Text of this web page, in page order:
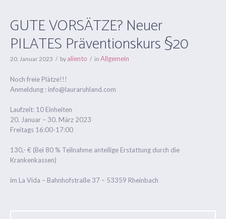
GUTE VORSÄTZE? Neuer
PILATES Präventionskurs §20
20. Januar 2023 by aliento in Allgemein
Noch freie Plätze!!!
Anmeldung : info@lauraruhland.com
Laufzeit: 10 Einheiten
20. Januar – 30. März 2023
Freitags 16:00-17:00
130,- € (Bei 80 % Teilnahme anteilige Erstattung durch die
Krankenkassen)
im La Vida – Bahnhofstraße 37 – 53359 Rheinbach